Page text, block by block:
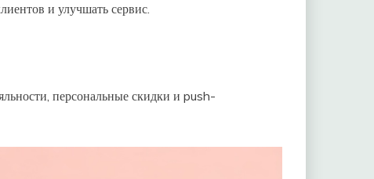
и улучшать сервис.
персональные скидки и push-